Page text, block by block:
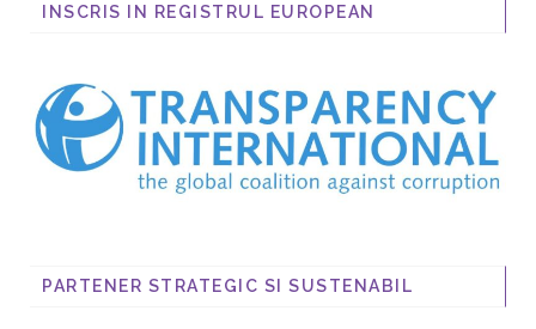
INSCRIS IN REGISTRUL EUROPEAN
PARTENER STRATEGIC SI SUSTENABIL